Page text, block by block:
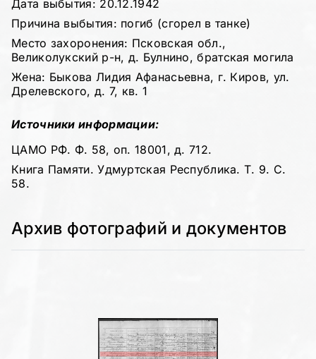
Дата выбытия: 20.12.1942
Причина выбытия: погиб (сгорел в танке)
Место захоронения: Псковская обл.,
Великолукский р-н, д. Булнино, братская могила
Жена: Быкова Лидия Афанасьевна, г. Киров, ул.
Дрелевского, д. 7, кв. 1
Источники информации:
ЦАМО РФ. Ф. 58, оп. 18001, д. 712.
Книга Памяти. Удмуртская Республика. Т. 9. С.
58.
Архив фотографий и документов